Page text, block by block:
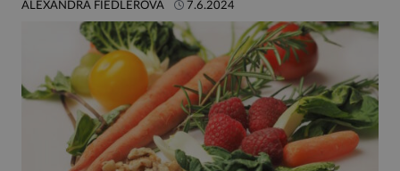
ALEXANDRA FIEDLEROVÁ 7.6.2024